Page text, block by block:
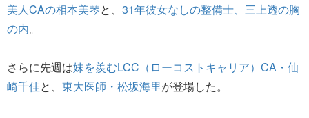
美人CAの相本美琴と、 31年彼女なしの整備士、三上透の胸
の内。
さらに先週は妹を羨むLCC（ローコストキャリア）CA・仙
崎千佳と、 東大医師・松坂海里が登場した。